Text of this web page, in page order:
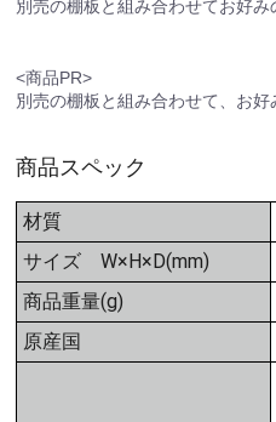
別売の棚板と組み合わせてお好み
<商品PR>
別売の棚板と組み合わせて、お好
商品スペック
材質
サイズ W×H×D(mm)
商品重量(g)
原産国